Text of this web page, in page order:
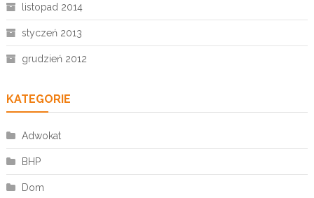
listopad 2014
styczeń 2013
grudzień 2012
KATEGORIE
Adwokat
BHP
Dom